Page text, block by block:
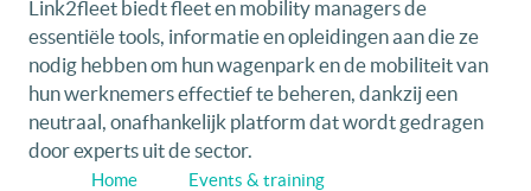
Link2fleet biedt fleet en mobility managers de
essentiële tools, informatie en opleidingen aan die ze
nodig hebben om hun wagenpark en de mobiliteit van
hun werknemers effectief te beheren, dankzij een
neutraal, onafhankelijk platform dat wordt gedragen
door experts uit de sector.
Home
Events & training